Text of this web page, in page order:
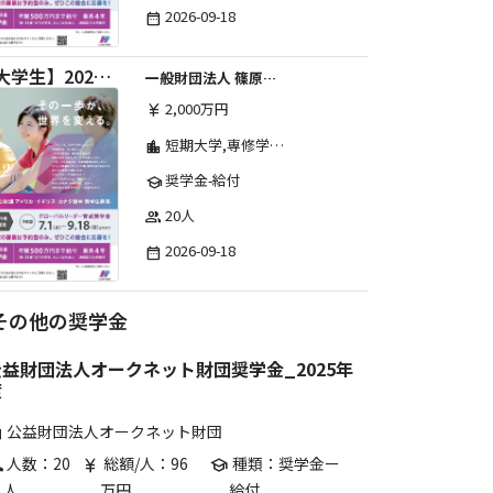
date_range 2026-09-18
【大学生】2026年度 しのはら財団 アメリカ・イギリス・カナダ英語留学奨学金
一般財団法人 篠原欣子記念財団 (海外留学奨学金グループ)
currency_yen 2,000万円
location_city 短期大学,専修学校,高等専門学校,その他,高等学校,大学院,大学
school奨学金-給付
group 20人
date_range 2026-09-18
の他の奨学金
財団法人オークネット財団奨学金_2025年
公益財団法人オークネット財団
人数：20
currency_yen 総額/人：96
school 種類：奨学金ー